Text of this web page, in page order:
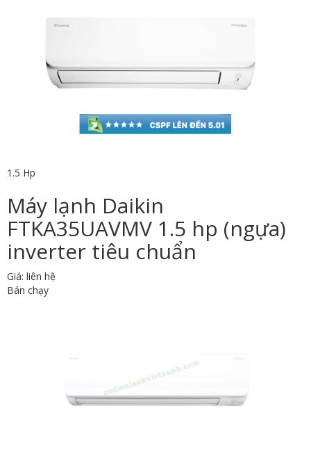
1.5 Hp
Máy lạnh Daikin
FTKA35UAVMV 1.5 hp (ngựa)
inverter tiêu chuẩn
Giá: liên hệ
Bán chạy